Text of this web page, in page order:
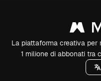
La piattaforma creativa per
1 milione di abbonati tra